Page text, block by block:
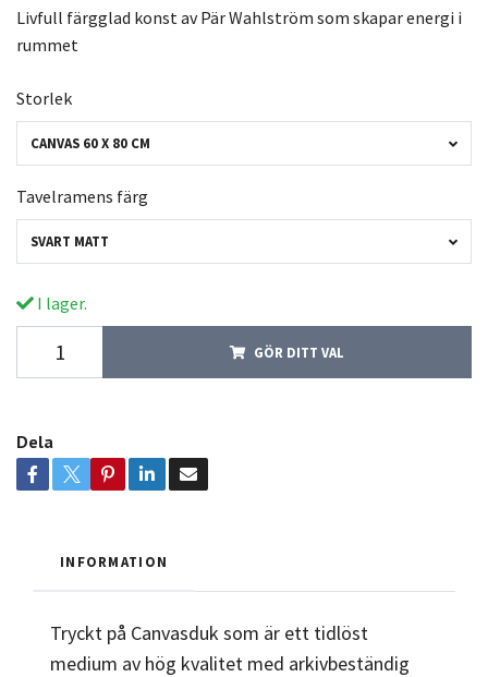
Livfull färgglad konst av Pär Wahlström som skapar energi i
rummet
Storlek
CANVAS 60 X 80 CM
Tavelramens färg
SVART MATT
I lager.
GÖR DITT VAL
Dela
INFORMATION
Tryckt på Canvasduk som är ett tidlöst
medium av hög kvalitet med arkivbeständig